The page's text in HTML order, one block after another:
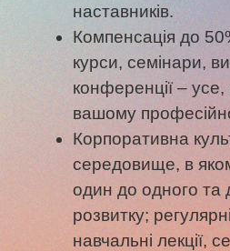
наставників.
Компенсація до
курси, семінари,
конференції –
вашому
Корпоративна
середовище, в
один до одного та
розвитку;
навчальні лекції,